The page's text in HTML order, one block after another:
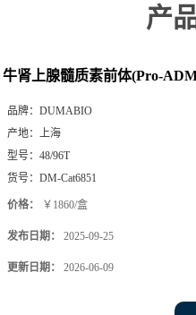
产
牛肾上腺髓质素前体(Pro-
品牌： DUMABIO
产地：
上海
型号： 48/96T
货号： DM-Cat6851
价格： ￥1860/盒
发布日期： 2025-09-25
更新日期： 2026-06-09